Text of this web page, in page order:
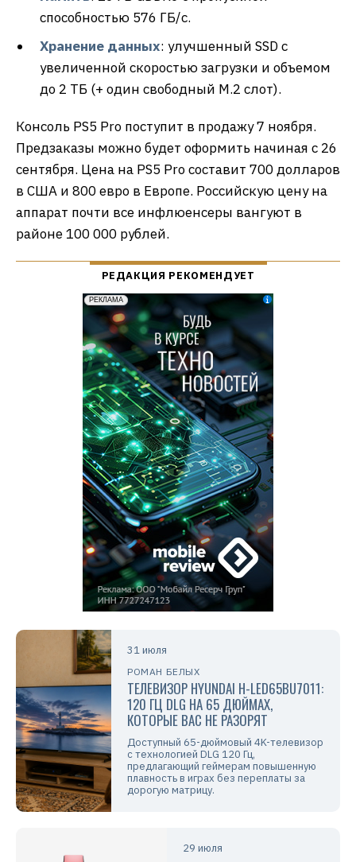
способностью 576 ГБ/с.
Хранение данных: улучшенный SSD с
увеличенной скоростью загрузки и объемом
до 2 ТБ (+ один свободный M.2 слот).
Консоль PS5 Pro поступит в продажу 7 ноября.
Предзаказы можно будет оформить начиная с 26
сентября. Цена на PS5 Pro составит 700 долларов
в США и 800 евро в Европе. Российскую цену на
аппарат почти все инфлюенсеры вангуют в
районе 100 000 рублей.
31 июля
РОМАН БЕЛЫХ
ТЕЛЕВИЗОР HYUNDAI H-LED65BU7011:
120 ГЦ DLG НА 65 ДЮЙМАХ,
КОТОРЫЕ ВАС НЕ РАЗОРЯТ
Доступный 65-дюймовый 4K-телевизор
с технологией DLG 120 Гц,
предлагающий геймерам повышенную
плавность в играх без переплаты за
дорогую матрицу.
29 июля